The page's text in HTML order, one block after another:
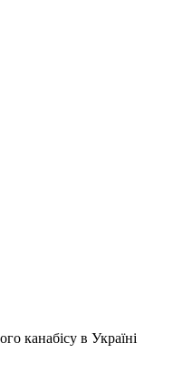
канабісу в Україні